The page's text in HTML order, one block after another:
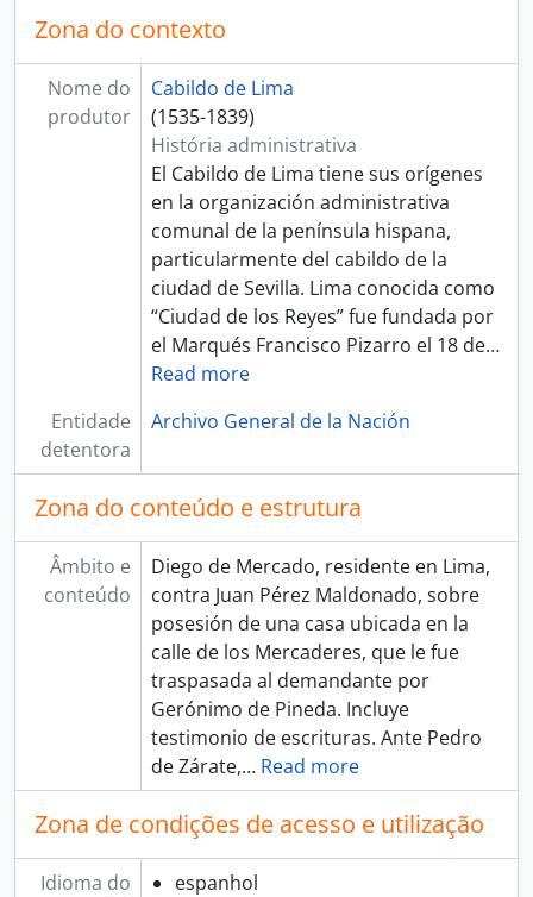
[Unidad de instalación] CAJA 80
[Unidad de instalación] CAJA 82
[Série] CAUSAS CRIMINALES
[Sección] JUZGADO PRIVATIVO DE AGUAS
[Arquivo] REAL AUDIENCIA DE LIMA
[Arquivo] RENTA DE CORREOS
[Arquivo] GUERRA Y MARINA
[Arquivo] TRIBUNAL DE MINERÍA
[Arquivo] CORTE SUPERIOR DE JUSTICIA
[Arquivo] MINISTERIO DE GOBIERNO Y POLICÍA
[Arquivo] MINISTERIO DE HACIENDA Y COMERCIO
[Arquivo] COMISIÓN NACIONAL DEL SESQUICENTENARIO DE LA INDEPENDENCIA DEL PERÚ
[Agrupación documental] FONDOS FÁCTICOS
[Agrupación documental] PROTOCOLOS NOTARIALES
[Agrupación documental] COLECCIONES
Zona do contexto
Nome do
produtor
Cabildo de Lima
(1535-1839)
História administrativa
El Cabildo de Lima tiene sus orígenes
en la organización administrativa
comunal de la península hispana,
particularmente del cabildo de la
ciudad de Sevilla. Lima conocida como
“Ciudad de los Reyes” fue fundada por
el Marqués Francisco Pizarro el 18 de…
Read more
Entidade
detentora
Archivo General de la Nación
Zona do conteúdo e estrutura
Âmbito e
conteúdo
Diego de Mercado, residente en Lima,
contra Juan Pérez Maldonado, sobre
posesión de una casa ubicada en la
calle de los Mercaderes, que le fue
traspasada al demandante por
Gerónimo de Pineda. Incluye
testimonio de escrituras. Ante Pedro
de Zárate,… Read more
Zona de condições de acesso e utilização
Idioma do
espanhol